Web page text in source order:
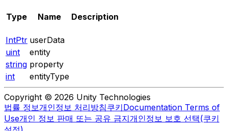
Type Name Description
IntPtr userData
uint
entity
string property
int
entityType
Copyright © 2026 Unity Technologies
법률 정보개인정보 처리방침쿠키Documentation Terms of
Use개인 정보 판매 또는 공유 금지개인정보 보호 선택(쿠키